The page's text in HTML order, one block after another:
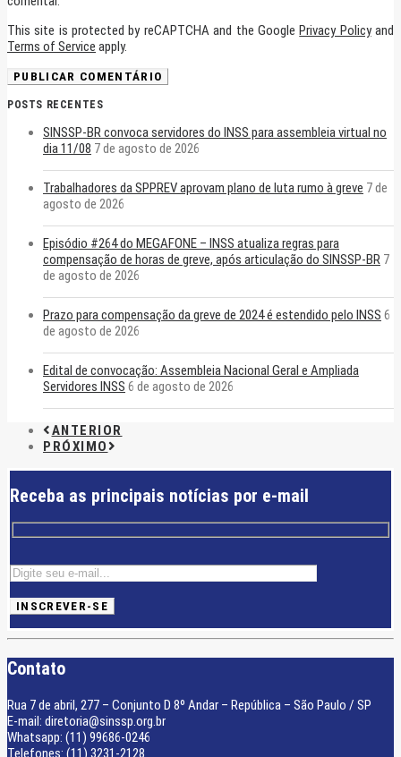
This site is protected by reCAPTCHA and the GooglePrivacy Policyand
Terms of Service apply.
POSTS RECENTES
SINSSP-BR convoca servidores do INSS para assembleia virtual no
dia 11/08 7 de agosto de 2026
Trabalhadores da SPPREV aprovam plano de luta rumo à greve 7 de
agosto de 2026
Episódio #264 do MEGAFONE – INSS atualiza regras para
compensação de horas de greve, após articulação do SINSSP-BR 7
de agosto de 2026
Prazo para compensação da greve de 2024 é estendido pelo INSS 6
de agosto de 2026
Edital de convocação: Assembleia Nacional Geral e Ampliada
Servidores INSS 6 de agosto de 2026
ANTERIOR
PRÓXIMO
Receba as principais notícias por e-mail
Contato
Rua 7 de abril, 277 – Conjunto D 8º Andar – República – São Paulo / SP
E-mail: diretoria@sinssp.org.br
Whatsapp: (11) 99686-0246
Telefones: (11) 3231-2128